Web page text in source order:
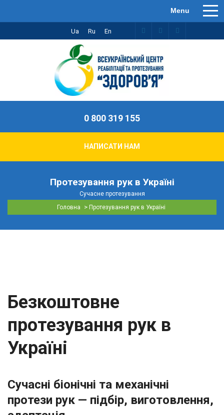
Ua Ru En
0 800 319 155
НАПИСАТИ НАМ
Протезування рук в Україні
Сучасне протезування
Головна
> Протезування рук в Україні
Безкоштовне
протезування рук в
Україні
Сучасні біонічні та механічні
протези рук — підбір, виготовлення,